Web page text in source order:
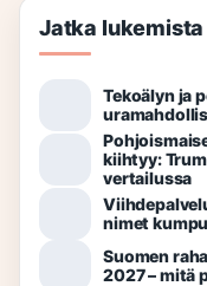
Jatka lukemista
Tekoälyn ja
kiihtyy:
vertailussa
nimet
Suomen
2027 – mitä